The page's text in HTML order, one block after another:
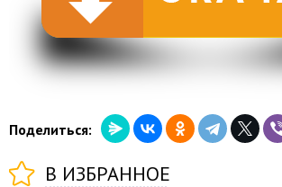
Поделиться:
В ИЗБРАННОЕ